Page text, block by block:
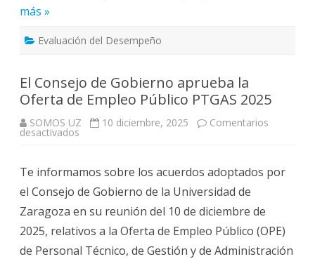
más »
Evaluación del Desempeño
El Consejo de Gobierno aprueba la
Oferta de Empleo Público PTGAS 2025
SOMOS UZ 10 diciembre, 2025 Comentarios
desactivados
Gobierno
aprueba
la
Oferta
de
Empleo
Público
PTGAS
2025
Te informamos sobre los acuerdos adoptados por
el Consejo de Gobierno de la Universidad de
Zaragoza en su reunión del 10 de diciembre de
2025, relativos a la Oferta de Empleo Público (OPE)
de Personal Técnico, de Gestión y de Administración